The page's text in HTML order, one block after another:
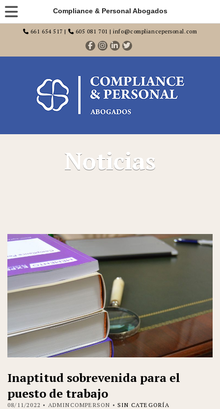
Compliance & Personal Abogados
661 654 517 | 605 081 701 | info@compliancepersonal.com
Noticias
Inaptitud sobrevenida para el
puesto de trabajo
08/11/2022 • ADMINCOMPERSON • SIN CATEGORÍA